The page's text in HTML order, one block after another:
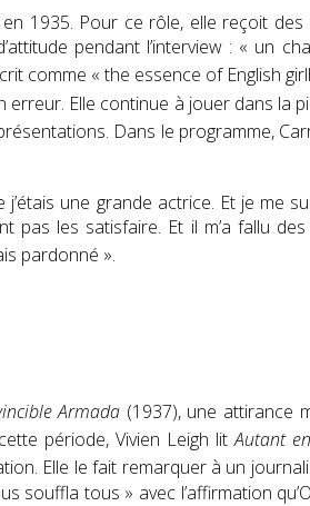
1935. Pour ce rôle, elle reçoit
pendant l’interview : « un
comme « the essence of English
erreur. Elle continue à jouer dans la
. Dans le programme,
une grande actrice. Et je me
pas les satisfaire. Et il m’a fallu
pardonné ».
Armada (1937), une attirance
période, Vivien Leigh litAutant
. Elle le fait remarquer à un
souffla tous » avec l’affirmation